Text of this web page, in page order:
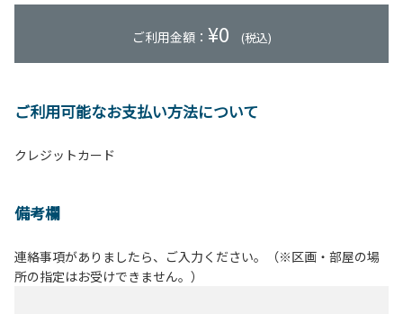
ご利用金額： ¥0 (税込)
ご利用可能なお支払い方法について
クレジットカード
備考欄
連絡事項がありましたら、ご入力ください。（※区画・部屋の場
所の指定はお受けできません。）